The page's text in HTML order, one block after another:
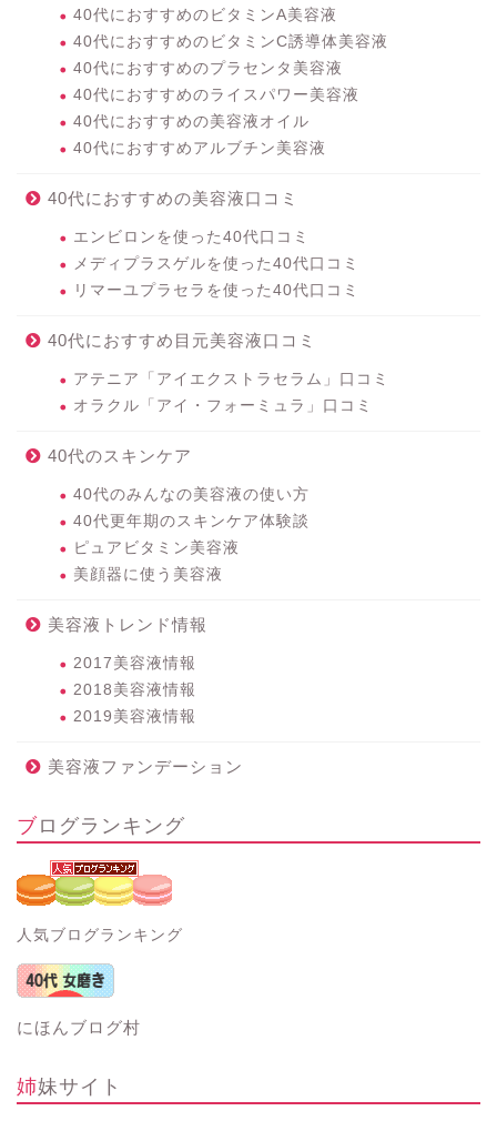
40代におすすめのビタミンA美容液
40代におすすめのビタミンC誘導体美容液
40代におすすめのプラセンタ美容液
40代におすすめのライスパワー美容液
40代におすすめの美容液オイル
40代におすすめアルブチン美容液
40代におすすめの美容液口コミ
エンビロンを使った40代口コミ
メディプラスゲルを使った40代口コミ
リマーユプラセラを使った40代口コミ
40代におすすめ目元美容液口コミ
アテニア「アイエクストラセラム」口コミ
オラクル「アイ・フォーミュラ」口コミ
40代のスキンケア
40代のみんなの美容液の使い方
40代更年期のスキンケア体験談
ピュアビタミン美容液
美顔器に使う美容液
美容液トレンド情報
2017美容液情報
2018美容液情報
2019美容液情報
美容液ファンデーション
ブログランキング
人気ブログランキング
にほんブログ村
姉妹サイト